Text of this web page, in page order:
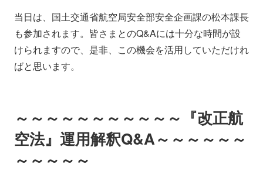
当日は、国土交通省航空局安全部安全企画課の松本課長
も参加されます。皆さまとのQ&Aには十分な時間が設
けられますので、是非、この機会を活用していただけれ
ばと思います。
～～～～～～～～～～～『改正航
空法』運用解釈Q&A～～～～～～
～～～～～